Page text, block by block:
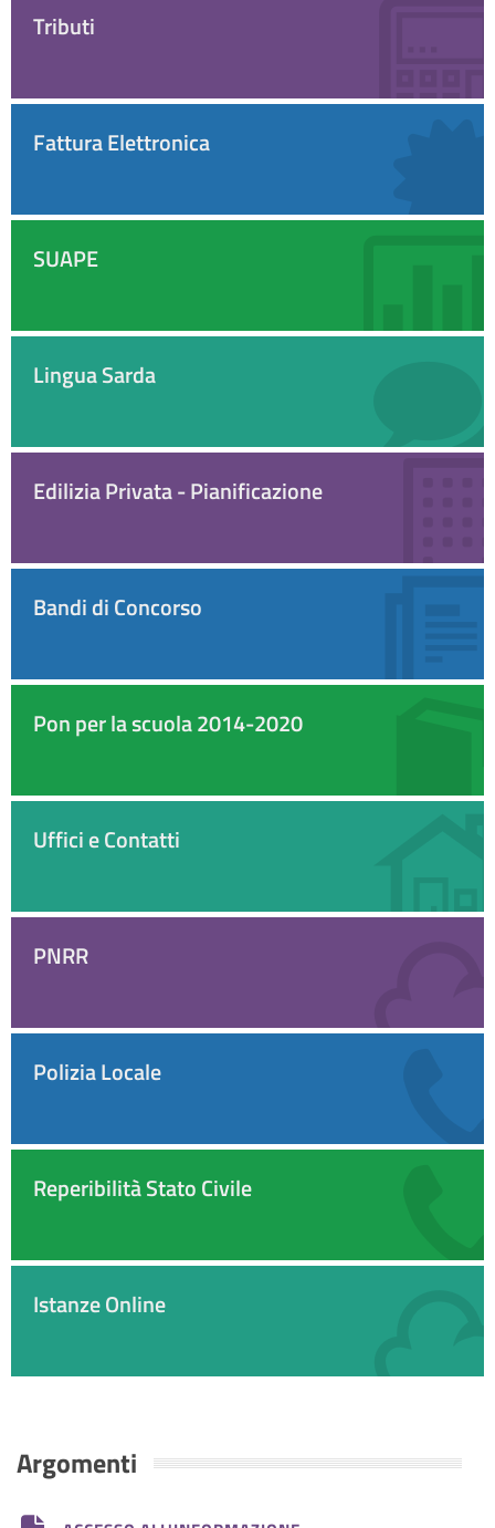
Tributi
Fattura Elettronica
SUAPE
Lingua Sarda
Edilizia Privata - Pianificazione
Bandi di Concorso
Pon per la scuola 2014-2020
Uffici e Contatti
PNRR
Polizia Locale
Reperibilità Stato Civile
Istanze Online
Argomenti